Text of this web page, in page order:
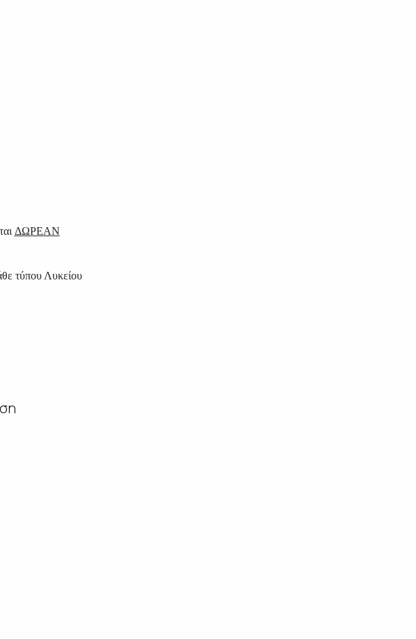
ΔΩΡΕΑΝ
τύπου Λυκείου